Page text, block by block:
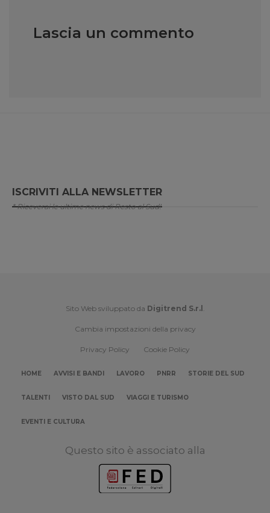
Lascia un commento
ISCRIVITI ALLA NEWSLETTER
* Riceverai le ultime news di Resto al Sud!
Sito Web sviluppato da Digitrend S.r.l .
Cambia impostazioni della privacy
Privacy Policy Cookie Policy
HOME AVVISI E BANDI LAVORO PNRR STORIE DEL SUD
TALENTI VISTO DAL SUD VIAGGI E TURISMO
EVENTI E CULTURA
Questo sito è associato alla